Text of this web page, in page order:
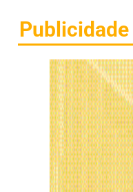
Publicidade